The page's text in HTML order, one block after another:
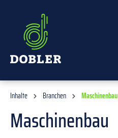
Inhalte Branchen Maschinenbau
Maschinenbau